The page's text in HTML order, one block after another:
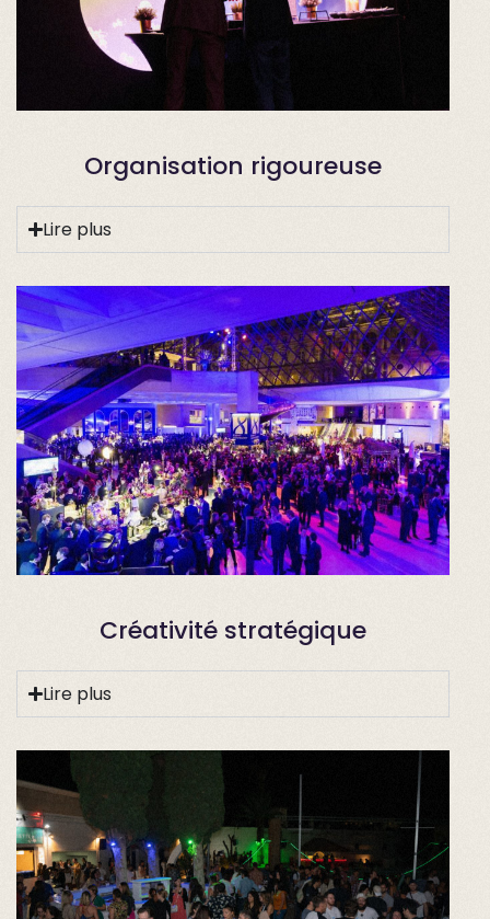
Organisation rigoureuse
Lire plus
Créativité stratégique
Lire plus